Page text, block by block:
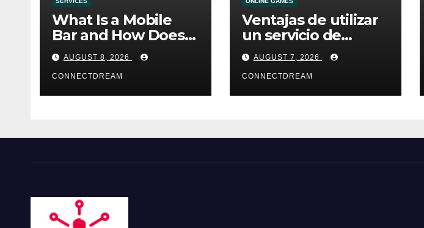
What Is a Mobile
Bar and How Does
the Service Work?
AUGUST 8, 2026
CONNECTDREAM
Ventajas de utilizar
un servicio de
casino online
AUGUST 7, 2026
CONNECTDREAM